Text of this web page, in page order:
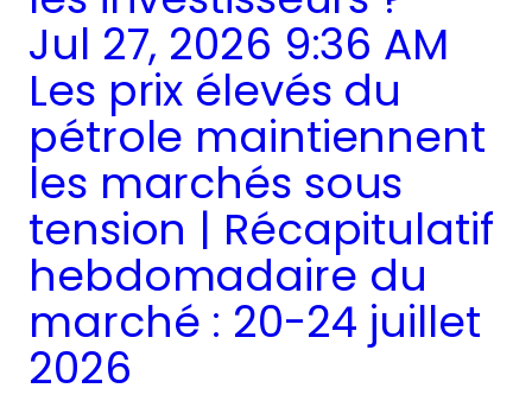
Jul 27, 2026 9:36 AM
Les prix élevés du
pétrole maintiennent
les marchés sous
tension | Récapitulatif
hebdomadaire du
marché : 20-24 juillet
2026